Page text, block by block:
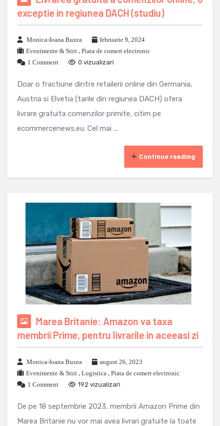
exceptie in regiunea DACH (studiu)
Monica-Ioana Buzea
februarie 9, 2024
Evenimente & Stiri , Piata de comert electronic
1 Comment
0 vizualizari
Doar o fractiune dintre retailerii online din Germania,
Austria si Elvetia (tarile din regiunea DACH) ofera
livrare gratuita comenzilor primite, citim pe
ecommercenews.eu. Cel mai ...
Continue reading
Marea Britanie: Amazon va taxa
membrii Prime, pentru livrarile in aceeasi zi
Monica-Ioana Buzea
august 26, 2023
Evenimente & Stiri , Logistica , Piata de comert electronic
1 Comment
192 vizualizari
De pe 18 septembrie 2023, membrii Amazon Prime din
Marea Britanie nu vor mai avea livrari gratuite la toate